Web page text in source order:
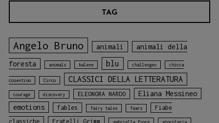
TAG
Angelo Bruno animali animali della
foresta animals balene blu challenges chicca
cosentino Circo CLASSICI DELLA LETTERATURA
courage discovery ELEONORA NARDO
Eliana Messineo
emotions
fables fairy tales fears
Fiabe
classiche
Fratelli Grimm gabriella fiore giocoleria